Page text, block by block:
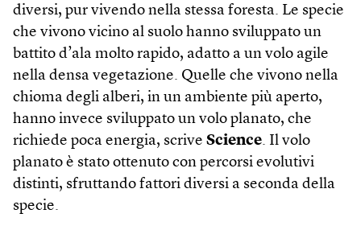
diversi, pur vivendo nella stessa foresta. Le specie
che vivono vicino al suolo hanno sviluppato un
battito d’ala molto rapido, adatto a un volo agile
nella densa vegetazione. Quelle che vivono nella
chioma degli alberi, in un ambiente più aperto,
hanno invece sviluppato un volo planato, che
richiede poca energia, scrive Science. Il volo
planato è stato ottenuto con percorsi evolutivi
distinti, sfruttando fattori diversi a seconda della
specie.